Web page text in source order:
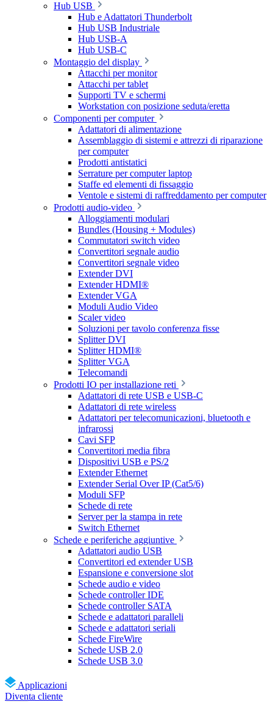
Hub USB
Hub e Adattatori Thunderbolt
Hub USB Industriale
Hub USB-A
Hub USB-C
Montaggio del display
Attacchi per monitor
Attacchi per tablet
Supporti TV e schermi
Workstation con posizione seduta/eretta
Componenti per computer
Adattatori di alimentazione
Assemblaggio di sistemi e attrezzi di riparazione
per computer
Prodotti antistatici
Serrature per computer laptop
Staffe ed elementi di fissaggio
Ventole e sistemi di raffreddamento per computer
Prodotti audio-video
Alloggiamenti modulari
Bundles (Housing + Modules)
Commutatori switch video
Convertitori segnale audio
Convertitori segnale video
Extender DVI
Extender HDMI®
Extender VGA
Moduli Audio Video
Scaler video
Soluzioni per tavolo conferenza fisse
Splitter DVI
Splitter HDMI®
Splitter VGA
Telecomandi
Prodotti IO per installazione reti
Adattatori di rete USB e USB-C
Adattatori di rete wireless
Adattatori per telecomunicazioni, bluetooth e
infrarossi
Cavi SFP
Convertitori media fibra
Dispositivi USB e PS/2
Extender Ethernet
Extender Serial Over IP (Cat5/6)
Moduli SFP
Schede di rete
Server per la stampa in rete
Switch Ethernet
Schede e periferiche aggiuntive
Adattatori audio USB
Convertitori ed extender USB
Espansione e conversione slot
Schede audio e video
Schede controller IDE
Schede controller SATA
Schede e adattatori paralleli
Schede e adattatori seriali
Schede FireWire
Schede USB 2.0
Schede USB 3.0
Applicazioni
Diventa cliente